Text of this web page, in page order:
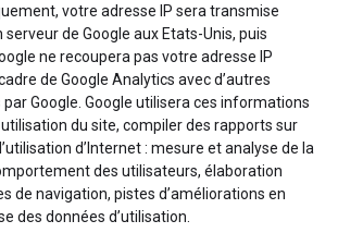
votre adresse IP sera transmise
de Google aux Etats-Unis, puis
ne recoupera pas votre adresse IP
de Google Analytics avec d’autres
Google. Google utilisera ces informations
du site, compiler des rapports sur
d’Internet : mesure et analyse de la
des utilisateurs, élaboration
de navigation, pistes d’améliorations en
des données d’utilisation.